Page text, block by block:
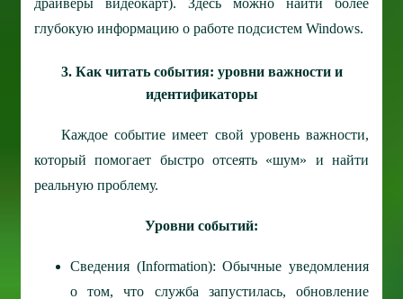
глубокую информацию о работе подсистем Windows.
3. Как читать события: уровни важности и
идентификаторы
Каждое событие имеет свой уровень важности,
который помогает быстро отсеять «шум» и найти
реальную проблему.
Уровни событий:
Сведения (Information): Обычные уведомления
о том, что служба запустилась, обновление